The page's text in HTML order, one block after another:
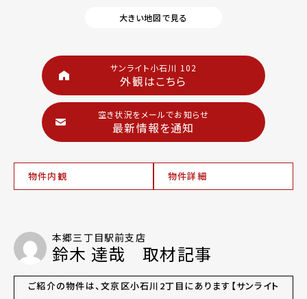
大きい地図で見る
サンライト小石川 102
外観はこちら
空き状況をメールでお知らせ
最新情報を通知
物件内観 物件詳細
本郷三丁目駅前支店
鈴木 達哉 取材記事
ご紹介の物件は、文京区小石川2丁目にあります【サンライト